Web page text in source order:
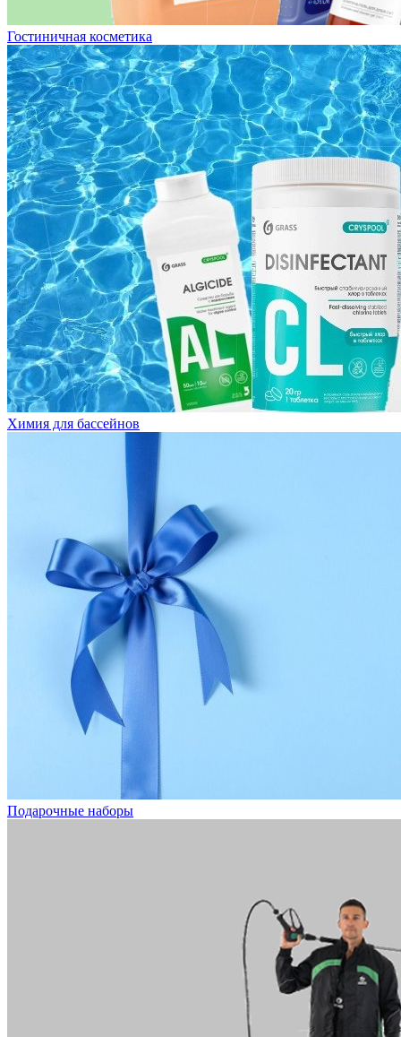
Гостиничная косметика
Химия для бассейнов
Подарочные наборы